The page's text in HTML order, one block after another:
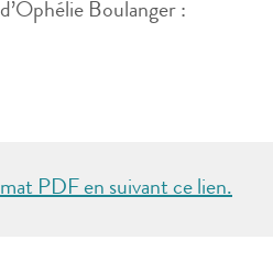
Boulanger :
PDF en suivant ce lien.